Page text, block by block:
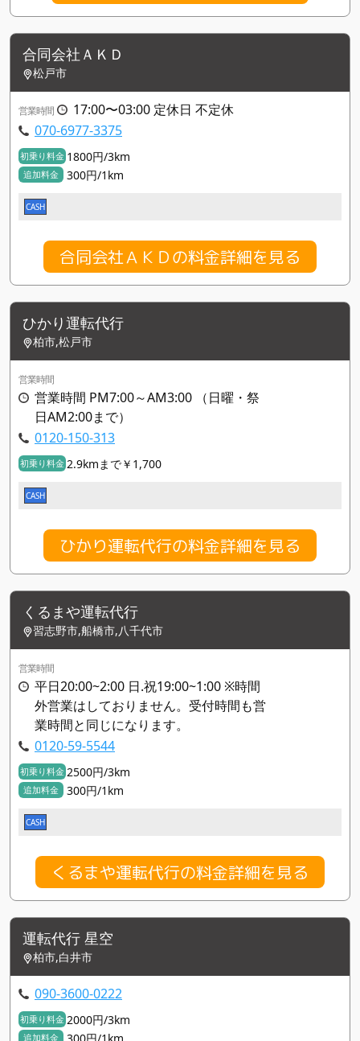
合同会社ＡＫＤ
松戸市
営業時間
17:00〜03:00 定休日 不定休
070-6977-3375
初乗り料金 1800円/3km
追加料金 300円/1km
CASH
合同会社ＡＫＤの料金詳細を見る
ひかり運転代行
柏市,松戸市
営業時間
営業時間 PM7:00～AM3:00 （日曜・祭
日AM2:00まで）
0120-150-313
初乗り料金 2.9kmまで￥1,700
CASH
ひかり運転代行の料金詳細を見る
くるまや運転代行
習志野市,船橋市,八千代市
営業時間
平日20:00~2:00 日.祝19:00~1:00 ※時間
外営業はしておりません。受付時間も営
業時間と同じになります。
0120-59-5544
初乗り料金 2500円/3km
追加料金 300円/1km
CASH
くるまや運転代行の料金詳細を見る
運転代行 星空
柏市,白井市
090-3600-0222
初乗り料金 2000円/3km
追加料金